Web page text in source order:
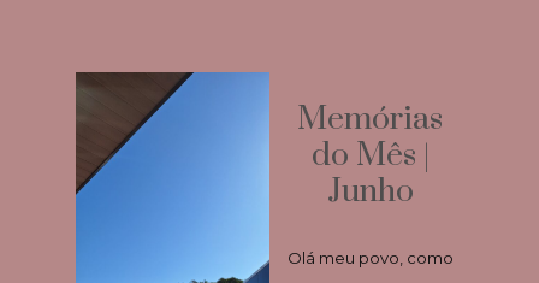
Memórias
do Mês |
Junho
Olá meu povo, como